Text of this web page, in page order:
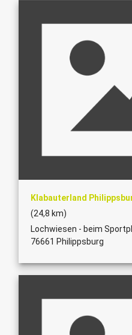
Klabauterland
(24,8 km)
Lochwiesen - beim
76661 Philippsburg